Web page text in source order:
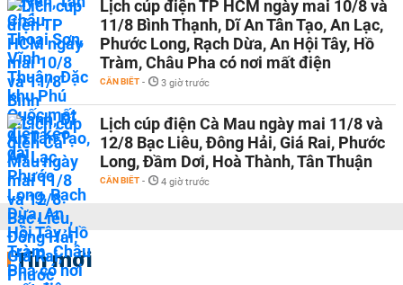
Lịch cúp điện TP HCM ngày mai 10/8 và
11/8 Bình Thạnh, Dĩ An Tân Tạo, An Lạc,
Phước Long, Rạch Dừa, An Hội Tây, Hồ
Tràm, Châu Pha có nơi mất điện
CẦN BIẾT - 3 giờ trước
Lịch cúp điện Cà Mau ngày mai 11/8 và
12/8 Bạc Liêu, Đông Hải, Giá Rai, Phước
Long, Đầm Dơi, Hoà Thành, Tân Thuận
CẦN BIẾT - 4 giờ trước
Tin mới